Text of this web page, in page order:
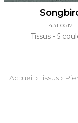
43110517
Tissus 5
Accueil ›Tissus ›